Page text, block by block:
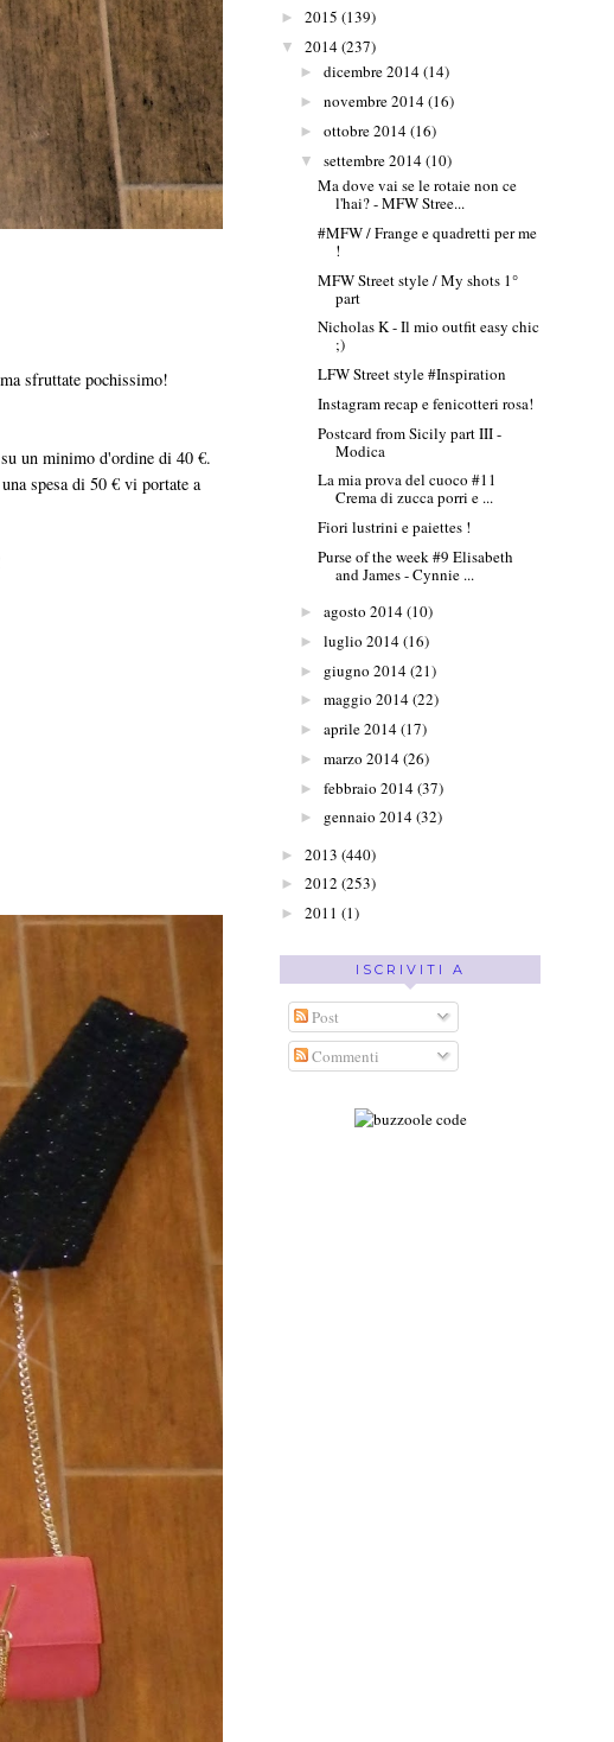
sfruttate pochissimo!
un minimo d'ordine di 40 €.
spesa di 50 € vi portate a
► 2015 (139)
▼ 2014(237)
► dicembre 2014(14)
► novembre 2014(16)
► ottobre 2014(16)
▼ settembre 2014(10)
Ma dove vai se le rotaie non ce
l'hai? - MFW Stree...
#MFW / Frange e quadretti per me
!
MFW Street style / My shots 1°
part
Nicholas K - Il mio outfit easy chic
;)
LFW Street style #Inspiration
Instagram recap e fenicotteri rosa!
Postcard from Sicily part III -
Modica
La mia prova del cuoco #11
Crema di zucca porri e ...
Fiori lustrini e paiettes !
Purse of the week #9 Elisabeth
and James - Cynnie ...
► agosto 2014(10)
► luglio 2014(16)
► giugno 2014(21)
► maggio 2014(22)
► aprile 2014(17)
► marzo 2014(26)
► febbraio 2014(37)
► gennaio 2014(32)
► 2013 (440)
► 2012 (253)
► 2011 (1)
ISCRIVITI A
Post
Commenti